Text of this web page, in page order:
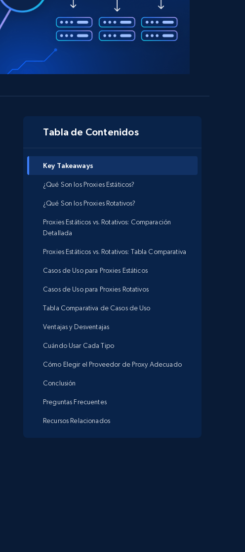
Tabla de Contenidos
Key Takeaways
¿Qué Son los Proxies Estáticos?
¿Qué Son los Proxies Rotativos?
Proxies Estáticos vs. Rotativos: Comparación
Detallada
Proxies Estáticos vs. Rotativos: Tabla Comparativa
Casos de Uso para Proxies Estáticos
Casos de Uso para Proxies Rotativos
Tabla Comparativa de Casos de Uso
Ventajas y Desventajas
Cuándo Usar Cada Tipo
Cómo Elegir el Proveedor de Proxy Adecuado
Conclusión
Preguntas Frecuentes
Recursos Relacionados